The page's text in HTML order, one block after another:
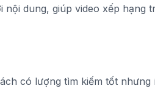
dung, giúp video xếp hạng
có lượng tìm kiếm tốt